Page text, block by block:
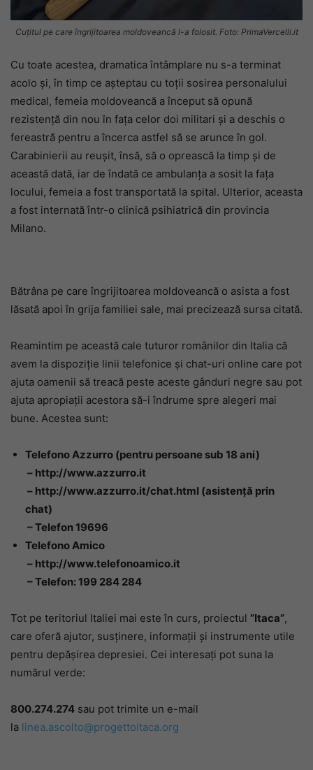
Cuțitul pe care îngrijitoarea moldoveancă l-a folosit. Foto: PrimaVercelli.it
Cu toate acestea, dramatica întâmplare nu s-a terminat
acolo și, în timp ce așteptau cu toții sosirea personalului
medical, femeia moldoveancă a început să opună
rezistență din nou în fața celor doi militari și a deschis o
fereastră pentru a încerca astfel să se arunce în gol.
Carabinierii au reușit, însă, să o oprească la timp și de
această dată, iar de îndată ce ambulanța a sosit la fața
locului, femeia a fost transportată la spital. Ulterior, aceasta
a fost internată într-o clinică psihiatrică din provincia
Milano.
Bătrâna pe care îngrijitoarea moldoveancă o asista a fost
lăsată apoi în grija familiei sale, mai precizează sursa citată.
Reamintim pe această cale tuturor românilor din Italia că
avem la dispoziție linii telefonice și chat-uri online care pot
ajuta oamenii să treacă peste aceste gânduri negre sau pot
ajuta apropiații acestora să-i îndrume spre alegeri mai
bune. Acestea sunt:
Telefono Azzurro (pentru persoane sub 18 ani)
– http://www.azzurro.it
– http://www.azzurro.it/chat.html (asistenţă prin
chat)
– Telefon 19696
Telefono Amico
– http://www.telefonoamico.it
– Telefon: 199 284 284
Tot pe teritoriul Italiei mai este în curs, proiectul ”Itaca”,
care oferă ajutor, susținere, informații și instrumente utile
pentru depășirea depresiei. Cei interesați pot suna la
numărul verde:
800.274.274 sau pot trimite un e-mail
la linea.ascolto@progettoitaca.org